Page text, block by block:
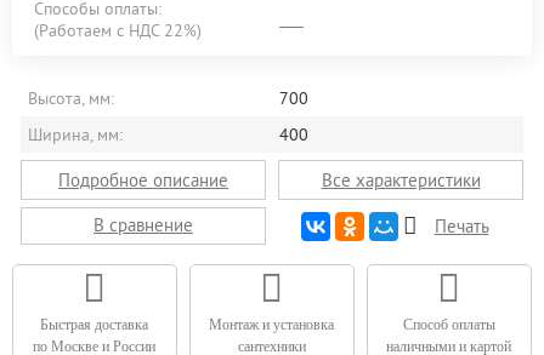
Способы оплаты:
(Работаем с НДС 22%)
Высота, мм:
700
Ширина, мм:
400
Подробное описание
Все характеристики
В сравнение
Печать
Быстрая доставка
по Москве и России
Монтаж и установка
сантехники
Способ оплаты
наличными и картой